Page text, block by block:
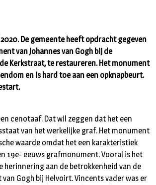
2020. De gemeente heeft opdracht gegeven
van Johannes van Gogh bij de
Kerkstraat, te restaureren. Het monument
en is hard toe aan een opknapbeurt.
cenotaaf. Dat wil zeggen dat het een
van het werkelijke graf. Het monument
waarde omdat het een karakteristiek
19e- eeuws grafmonument. Vooral is het
herinnering aan de betrokkenheid van de
Gogh bij Helvoirt. Vincents vader was er